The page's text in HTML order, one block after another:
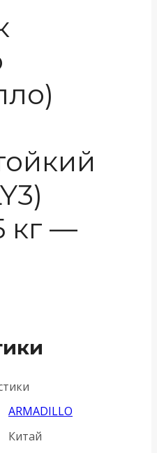
кг —
ARMADILLO
Китай